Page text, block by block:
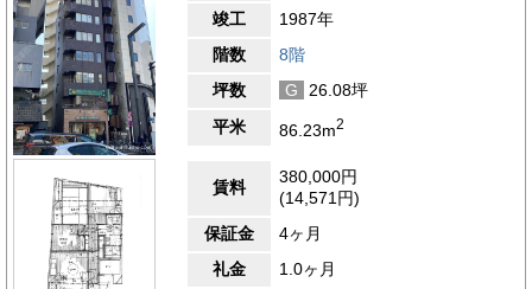
竣工
1987年
階数
8階
坪数
G
26.08坪
平米
86.23m2
賃料
380,000円
(14,571円)
保証金
4ヶ月
礼金
1.0ヶ月